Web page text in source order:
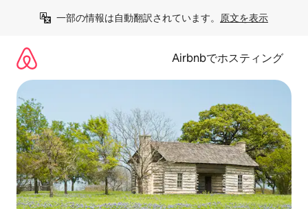
一部の情報は自動翻訳されています。 原文を表示
Airbnbでホスティング